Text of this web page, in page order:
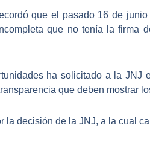
que el pasado 16 de
que no tenía la firma
ha solicitado a la
que deben mostrar
la decisión de la JNJ, a la cual